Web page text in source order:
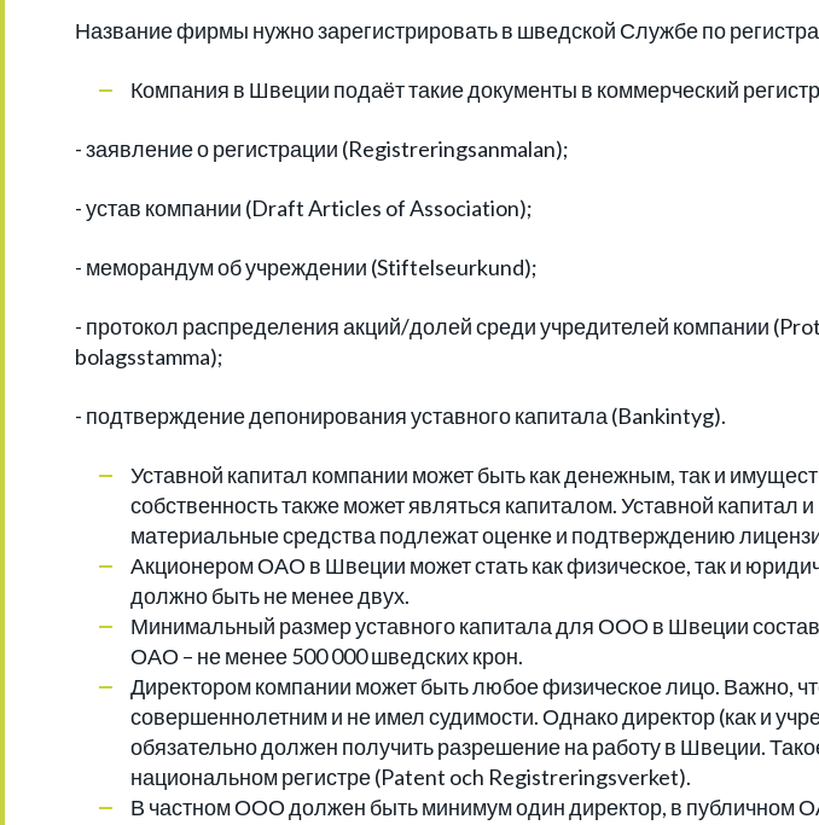
Название фирмы нужно зарегистрировать в шведской Службе по
Компания в Швеции подаёт такие документы в коммерческий
- заявление о регистрации (Registreringsanmalan);
- устав компании (Draft Articles of Association);
- меморандум об учреждении (Stiftelseurkund);
- протокол распределения акций/долей среди учредителей компании
bolagsstamma);
- подтверждение депонирования уставного капитала (Bankintyg).
Уставной капитал компании может быть как денежным, так и
собственность также может являться капиталом. Уставной капитал
материальные средства подлежат оценке и подтверждению
Акционером ОАО в Швеции может стать как физическое, так и
должно быть не менее двух.
Минимальный размер уставного капитала для ООО в Швеции
ОАО – не менее 500 000 шведских крон.
Директором компании может быть любое физическое лицо. Важно,
совершеннолетним и не имел судимости. Однако директор (как и
обязательно должен получить разрешение на работу в Швеции.
национальном регистре (Patent och Registreringsverket).
В частном ООО должен быть минимум один директор, в публичном